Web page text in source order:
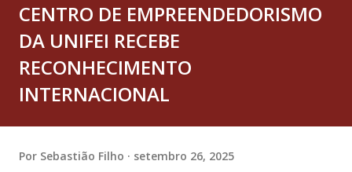
CENTRO DE EMPREENDEDORISMO
DA UNIFEI RECEBE
RECONHECIMENTO
INTERNACIONAL
Por Sebastião Filho setembro 26, 2025